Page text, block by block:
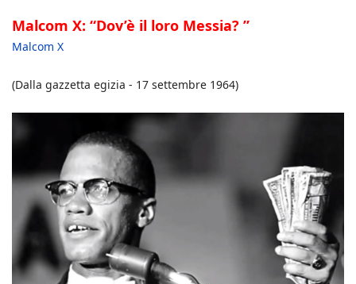
Malcom X: “Dov’è il loro Messia? ”
Malcom X
(Dalla gazzetta egizia - 17 settembre 1964)